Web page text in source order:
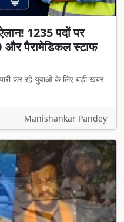
1235 पदों पर
और पैरामेडिकल स्टाफ
कर रहे युवाओं के लिए बड़ी खबर
Manishankar Pandey